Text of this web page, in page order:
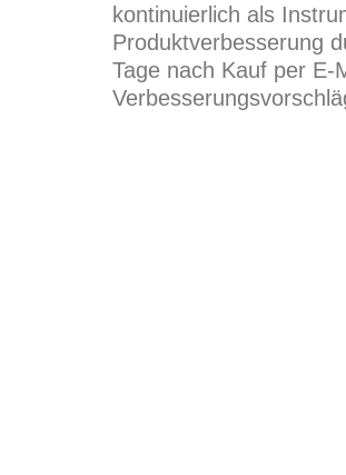
kontinuierlich als
Produktverbesserung
Tage nach Kauf per E-